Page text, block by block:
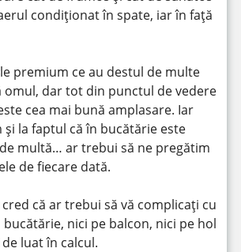
condiționat în spate, iar în față
premium ce au destul de multe
omul, dar tot din punctul de vedere
cea mai bună amplasare. Iar
și la faptul că în bucătărie este
multă… ar trebui să ne pregătim
de fiecare dată.
că ar trebui să vă complicați cu
bucătărie, nici pe balcon, nici pe hol
luat în calcul.